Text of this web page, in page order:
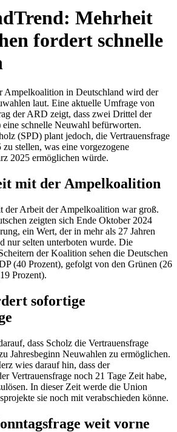
Mehrheit
fordert schnelle
Ampelkoalition in Deutschland wird der
laut. Eine aktuelle Umfrage von
der ARD zeigt, dass zwei Drittel der
eine schnelle Neuwahl befürworten.
(SPD) plant jedoch, die Vertrauensfrage
zu stellen, was eine vorgezogene
2025 ermöglichen würde.
mit der Ampelkoalition
der Arbeit der Ampelkoalition war groß.
zeigten sich Ende Oktober 2024
ein Wert, der in mehr als 27 Jahren
nur selten unterboten wurde. Die
der Koalition sehen die Deutschen
(40 Prozent), gefolgt von den Grünen (26
Prozent).
sofortige
dass Scholz die Vertrauensfrage
Jahresbeginn Neuwahlen zu ermöglichen.
wies darauf hin, dass der
Vertrauensfrage noch 21 Tage Zeit habe,
In dieser Zeit werde die Union
sie noch mit verabschieden könne.
weit vorne